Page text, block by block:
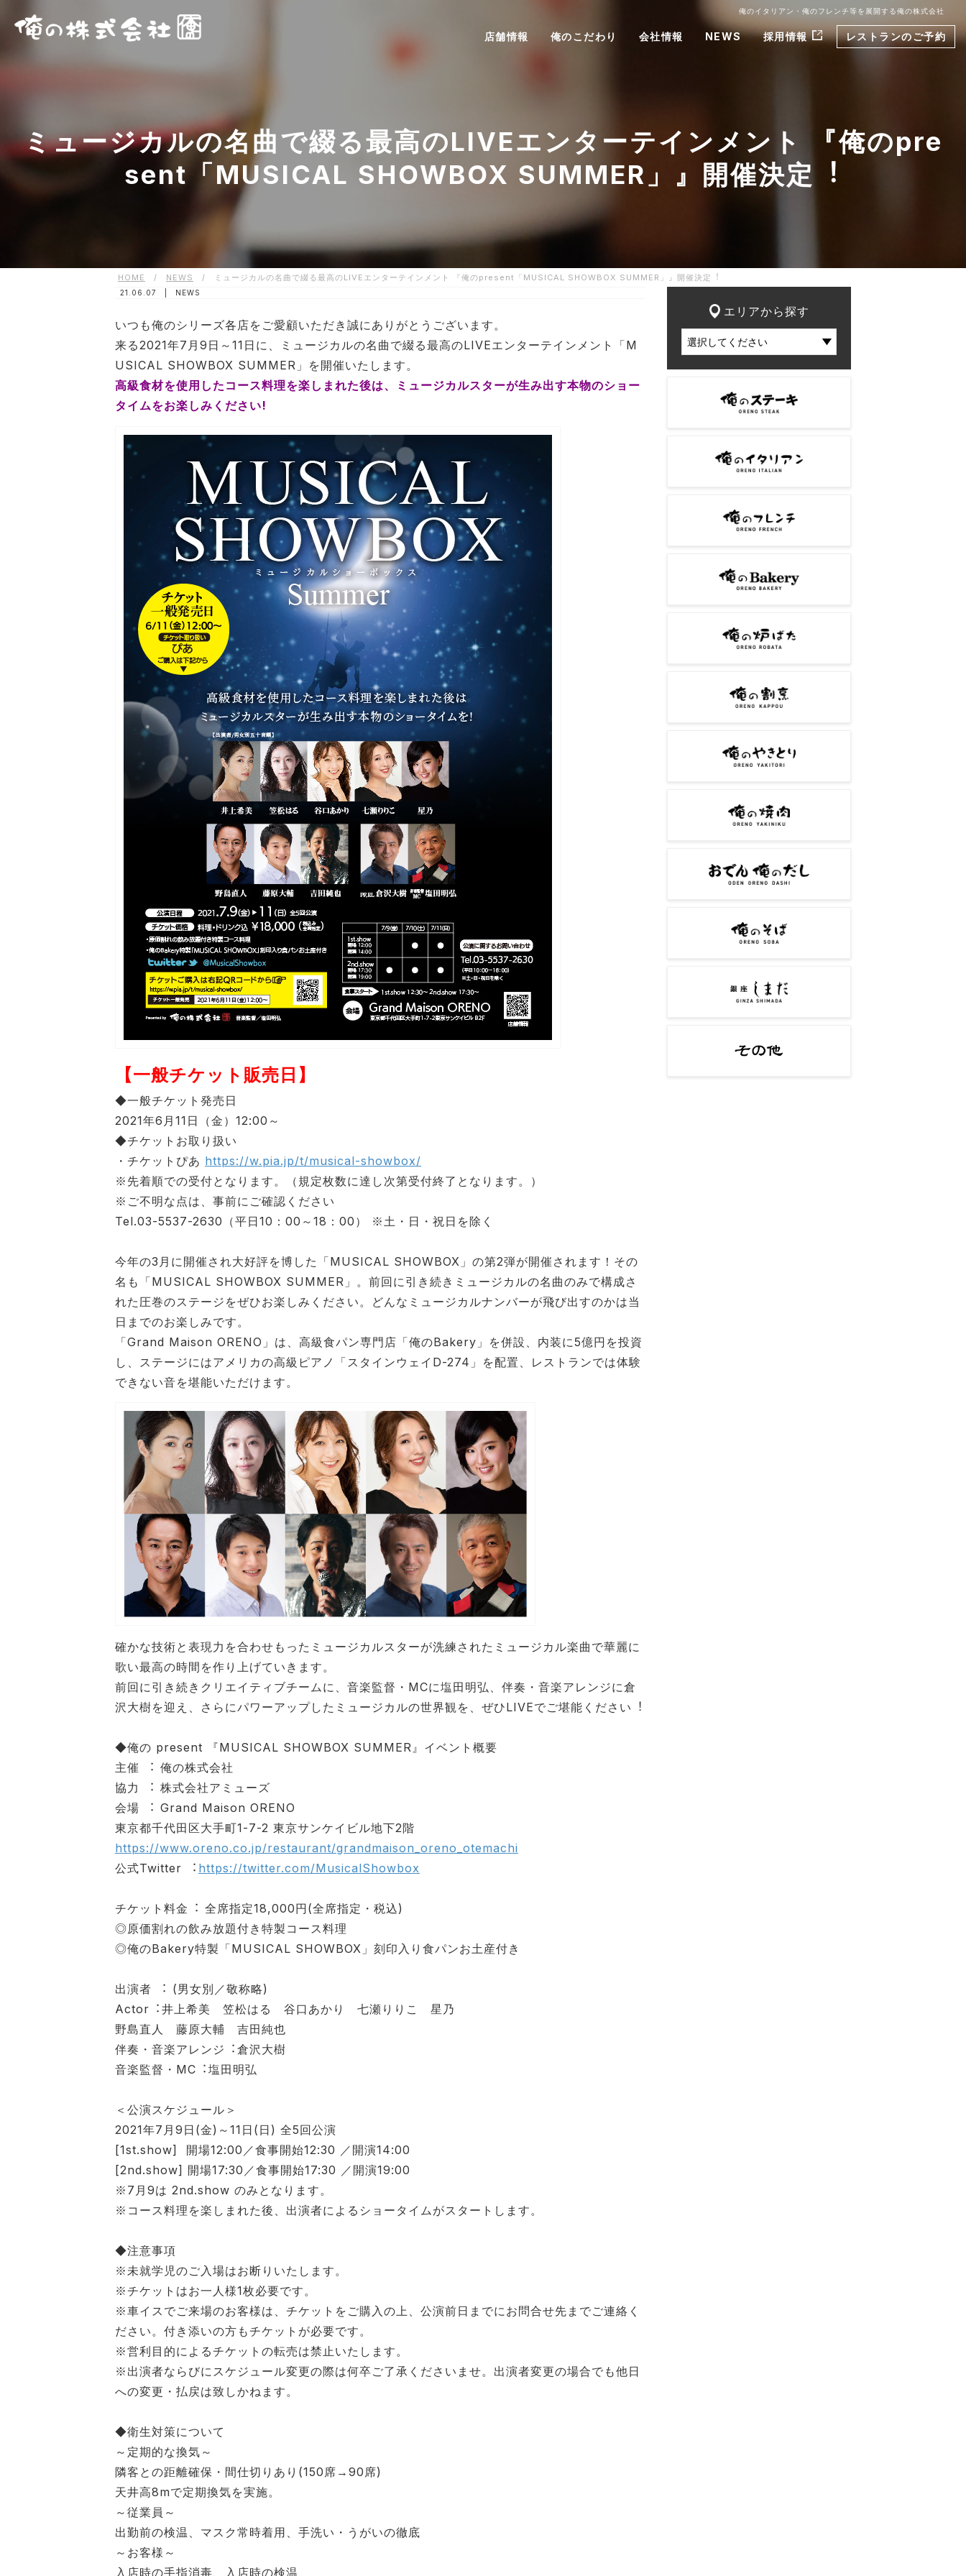
俺のイタリアン・俺のフレンチ等を展開する俺の株式会社
店舗情報 俺のこだわり 会社情報 NEWS 採用情報 レストランのご予約
ミュージカルの名曲で綴る最⾼のLIVEエンターテインメント 『俺のpre
sent「MUSICAL SHOWBOX SUMMER」』開催決定︕
HOME / NEWS / ミュージカルの名曲で綴る最⾼のLIVEエンターテインメント 『俺のpresent「MUSICAL SHOWBOX SUMMER」』開催決定︕
21.06.07 | NEWS
いつも俺のシリーズ各店をご愛顧いただき誠にありがとうございます。
来る2021年7⽉9⽇～11⽇に、ミュージカルの名曲で綴る最⾼のLIVEエンターテインメント「M
USICAL SHOWBOX SUMMER」を開催いたします。
高級食材を使用したコース料理を楽しまれた後は、ミュージカルスターが生み出す本物のショー
タイムをお楽しみください!
【一般チケット販売日】
◆一般チケット発売日
2021年6月11日（金）12:00～
◆チケットお取り扱い
・チケットぴあ https://w.pia.jp/t/musical-showbox/
※先着順での受付となります。（規定枚数に達し次第受付終了となります。）
※ご不明な点は、事前にご確認ください
Tel.03-5537-2630（平日10：00～18：00） ※土・日・祝日を除く
今年の3月に開催され大好評を博した「MUSICAL SHOWBOX」の第2弾が開催されます！その
名も「MUSICAL SHOWBOX SUMMER」。前回に引き続きミュージカルの名曲のみで構成さ
れた圧巻のステージをぜひお楽しみください。どんなミュージカルナンバーが飛び出すのかは当
日までのお楽しみです。
「Grand Maison ORENO」は、⾼級⾷パン専⾨店「俺のBakery」を併設、内装に5億円を投資
し、ステージにはアメリカの⾼級ピアノ「スタインウェイD-274」を配置、レストランでは体験
できない⾳を堪能いただけます。
確かな技術と表現⼒を合わせもったミュージカルスターが洗練されたミュージカル楽曲で華麗に
歌い最⾼の時間を作り上げていきます。
前回に引き続きクリエイティブチームに、⾳楽監督・MCに塩⽥明弘、伴奏・⾳楽アレンジに倉
沢⼤樹を迎え、さらにパワーアップしたミュージカルの世界観を、ぜひLIVEでご堪能ください︕
◆俺の present 『MUSICAL SHOWBOX SUMMER』イベント概要
主催 ︓ 俺の株式会社
協⼒ ︓ 株式会社アミューズ
会場 ︓ Grand Maison ORENO
東京都千代⽥区⼤⼿町1-7-2 東京サンケイビル地下2階
https://www.oreno.co.jp/restaurant/grandmaison_oreno_otemachi
公式Twitter ︓ https://twitter.com/MusicalShowbox
チケット料⾦︓ 全席指定18,000円(全席指定・税込)
◎原価割れの飲み放題付き特製コース料理
◎俺のBakery特製「MUSICAL SHOWBOX」刻印⼊り⾷パンお⼟産付き
出演者 ︓ (男⼥別／敬称略)
Actor︓井上希美 笠松はる 谷口あかり 七瀬りりこ 星乃
野島直人 藤原大輔 吉田純也
伴奏・⾳楽アレンジ︓倉沢⼤樹
⾳楽監督・MC︓塩⽥明弘
＜公演スケジュール＞
2021年7⽉9⽇(⾦)～11⽇(⽇) 全5回公演
[1st.show] 開場12:00／食事開始12:30 ／開演14:00
[2nd.show] 開場17:30／食事開始17:30 ／開演19:00
※7月9は 2nd.show のみとなります。
※コース料理を楽しまれた後、出演者によるショータイムがスタートします。
◆注意事項
※未就学児のご⼊場はお断りいたします。
※チケットはお⼀⼈様1枚必要です。
※⾞イスでご来場のお客様は、チケットをご購⼊の上、公演前⽇までにお問合せ先までご連絡く
ださい。付き添いの⽅もチケットが必要です。
※営利⽬的によるチケットの転売は禁⽌いたします。
※出演者ならびにスケジュール変更の際は何卒ご了承くださいませ。出演者変更の場合でも他⽇
への変更・払戻は致しかねます。
◆衛⽣対策について
～定期的な換気～
隣客との距離確保・間仕切りあり(150席→90席)
天井⾼8mで定期換気を実施。
～従業員～
出勤前の検温、マスク常時着⽤、⼿洗い・うがいの徹底
～お客様～
⼊店時の⼿指消毒、⼊店時の検温
エリアから探す